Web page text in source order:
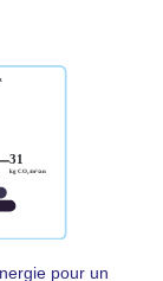
pour un